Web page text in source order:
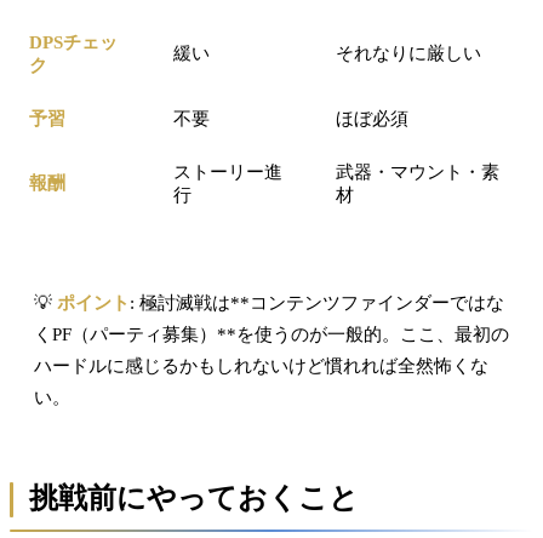
DPSチェッ
ク
緩い それなりに厳しい
予習 不要 ほぼ必須
報酬
ストーリー進
行
武器・マウント・素
材
💡 ポイント : 極討滅戦は**コンテンツファインダーではな
くPF（パーティ募集）**を使うのが一般的。ここ、最初の
ハードルに感じるかもしれないけど慣れれば全然怖くな
い。
挑戦前にやっておくこと